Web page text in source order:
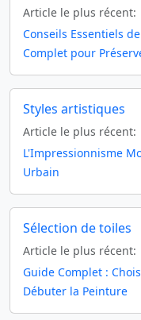
Article le plus récent:
Conseils Essentiels
Complet pour
Styles artistiques
Article le plus récent:
L'Impressionnisme
Urbain
Sélection de toiles
Article le plus récent:
Guide Complet :
Débuter la Peinture